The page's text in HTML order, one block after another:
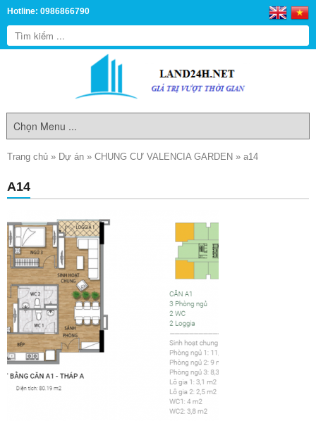
Hotline: 0986866790
Trang chủ » Dự án » CHUNG CƯ VALENCIA GARDEN » a14
A14